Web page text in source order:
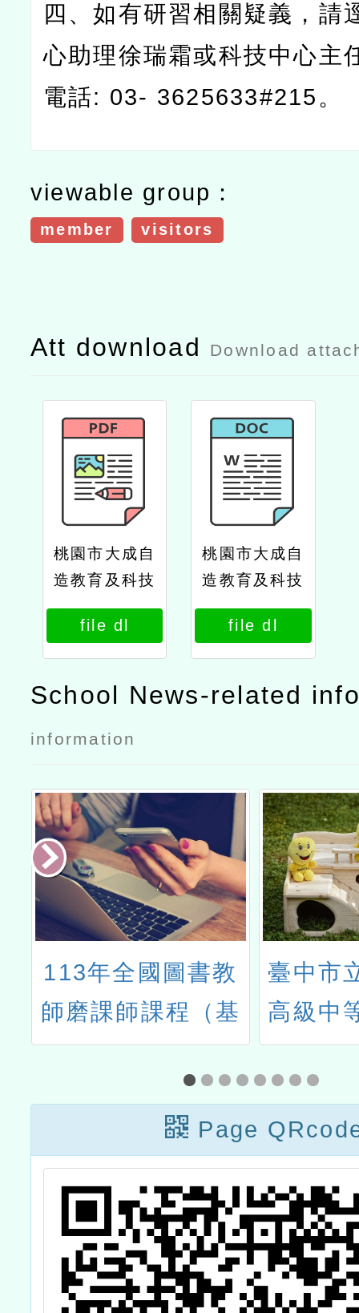
四、如有研習相關疑義，請
心助理徐瑞霜或科技中心主
電話: 03- 3625633#215 。
viewable group：
member visitors
Att download Download
桃園市大成自
造教育及科技
中心辦理115
年4月教師研
習公文
file dl
桃園市大成自
造教育及科技
中心辦理115
年4月教師研
習課程內容
file dl
School News-related
information
113年全國圖書教
師磨課師課程（基
礎）
臺中市
高級中
理學科
立彰化
理學系
物理教
辦理「
做物理
Page